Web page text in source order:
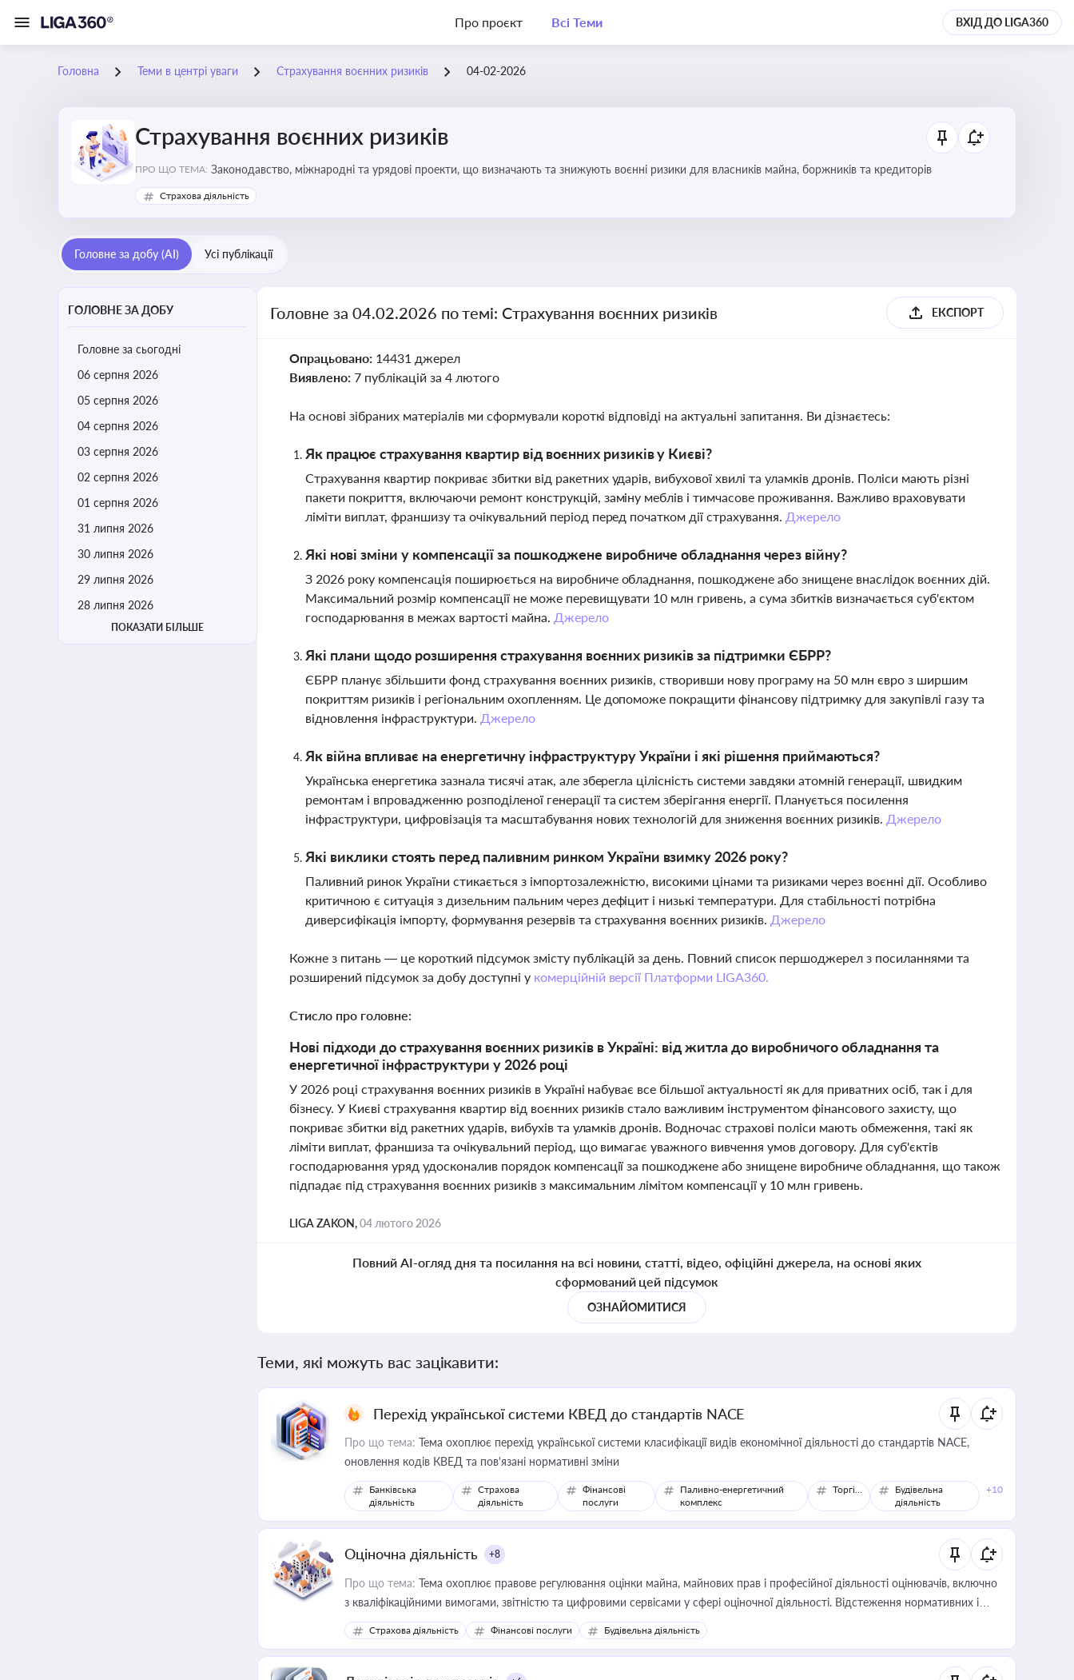
Про проєкт Всі Теми ВХІД ДО LIGA360
Головна Теми в центрі уваги Страхування воєнних ризиків 04-02-2026
Страхування воєнних ризиків
ПРО ЩО ТЕМА: Законодавство, міжнародні та урядові проекти, що визначають та знижують воєнні ризики для власників майна, боржників та кредиторів
Страхова діяльність
Головне за добу (AI) Усі публікації
ГОЛОВНЕ ЗА ДОБУ
Головне за сьогодні
06 серпня 2026
05 серпня 2026
04 серпня 2026
03 серпня 2026
02 серпня 2026
01 серпня 2026
31 липня 2026
30 липня 2026
29 липня 2026
28 липня 2026
ПОКАЗАТИ БІЛЬШЕ
Головне за 04.02.2026 по темі: Страхування воєнних ризиків ЕКСПОРТ
Опрацьовано: 14431 джерел
Виявлено: 7 публікацій за 4 лютого
На основі зібраних матеріалів ми сформували короткі відповіді на актуальні запитання. Ви дізнаєтесь:
Як працює страхування квартир від воєнних ризиків у Києві?
Страхування квартир покриває збитки від ракетних ударів, вибухової хвилі та уламків дронів. Поліси мають різні
пакети покриття, включаючи ремонт конструкцій, заміну меблів і тимчасове проживання. Важливо враховувати
ліміти виплат, франшизу та очікувальний період перед початком дії страхування. Джерело
Які нові зміни у компенсації за пошкоджене виробниче обладнання через війну?
З 2026 року компенсація поширюється на виробниче обладнання, пошкоджене або знищене внаслідок воєнних дій.
Максимальний розмір компенсації не може перевищувати 10 млн гривень, а сума збитків визначається суб'єктом
господарювання в межах вартості майна. Джерело
Які плани щодо розширення страхування воєнних ризиків за підтримки ЄБРР?
ЄБРР планує збільшити фонд страхування воєнних ризиків, створивши нову програму на 50 млн євро з ширшим
покриттям ризиків і регіональним охопленням. Це допоможе покращити фінансову підтримку для закупівлі газу та
відновлення інфраструктури. Джерело
Як війна впливає на енергетичну інфраструктуру України і які рішення приймаються?
Українська енергетика зазнала тисячі атак, але зберегла цілісність системи завдяки атомній генерації, швидким
ремонтам і впровадженню розподіленої генерації та систем зберігання енергії. Планується посилення
інфраструктури, цифровізація та масштабування нових технологій для зниження воєнних ризиків. Джерело
Які виклики стоять перед паливним ринком України взимку 2026 року?
Паливний ринок України стикається з імпортозалежністю, високими цінами та ризиками через воєнні дії. Особливо
критичною є ситуація з дизельним пальним через дефіцит і низькі температури. Для стабільності потрібна
диверсифікація імпорту, формування резервів та страхування воєнних ризиків. Джерело
Кожне з питань — це короткий підсумок змісту публікацій за день. Повний список першоджерел з посиланнями та
розширений підсумок за добу доступні у комерційній версії Платформи LIGA360.
Стисло про головне:
Нові підходи до страхування воєнних ризиків в Україні: від житла до виробничого обладнання та
енергетичної інфраструктури у 2026 році
У 2026 році страхування воєнних ризиків в Україні набуває все більшої актуальності як для приватних осіб, так і для
бізнесу. У Києві страхування квартир від воєнних ризиків стало важливим інструментом фінансового захисту, що
покриває збитки від ракетних ударів, вибухів та уламків дронів. Водночас страхові поліси мають обмеження, такі як
ліміти виплат, франшиза та очікувальний період, що вимагає уважного вивчення умов договору. Для суб'єктів
господарювання уряд удосконалив порядок компенсації за пошкоджене або знищене виробниче обладнання, що також
підпадає під страхування воєнних ризиків з максимальним лімітом компенсації у 10 млн гривень.
LIGA ZAKON,04 лютого 2026
Повний AI-огляд дня та посилання на всі новини, статті, відео, офіційні джерела, на основі яких
сформований цей підсумок
ОЗНАЙОМИТИСЯ
Теми, які можуть вас зацікавити:
Перехід української системи КВЕД до стандартів NACE
Про що тема: Тема охоплює перехід української системи класифікації видів економічної діяльності до стандартів NACE,
оновлення кодів КВЕД та пов'язані нормативні зміни
Банківська
діяльність
Страхова
діяльність
Фінансові
послуги
Паливно-енергетичний
комплекс
Торгівля
Будівельна
діяльність
+10
Оціночна діяльність +8
Про що тема: Тема охоплює правове регулювання оцінки майна, майнових прав і професійної діяльності оцінювачів, включно
з кваліфікаційними вимогами, звітністю та цифровими сервісами у сфері оціночної діяльності. Відстеження нормативних і
медійних змін у цій сфері корисне для власника бізнесу, керівника, юриста або бухгалтера під час оподаткування,
приватизації, оренди державного майна, корпоративних угод і перевірки статусу суб'єктів оціночної діяльності
Страхова діяльність Фінансові послуги Будівельна діяльність